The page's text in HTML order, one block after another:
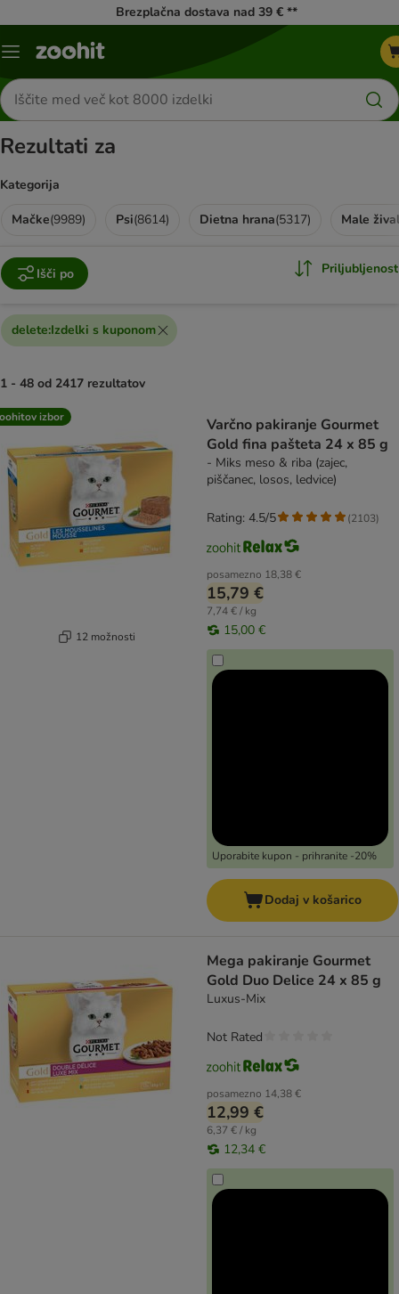
Brezplačna dostava nad 39 € **
Meni
Iskanje
izdelkov
Rezultati za
Kategorija
Mačke(9989) Psi(8614) Dietna hrana(5317) Male
Išči po Priljubljenost
delete:Izdelki s kuponom
1 - 48 od 2417 rezultatov
product items have been changed
izbor
12 možnosti
Varčno pakiranje Gourmet
Gold fina pašteta 24 x 85 g
- Miks meso & riba (zajec,
piščanec, losos, ledvice)
posamezno 18,38 €
15,79 €
7,74 € / kg
15,00 €
Uporabite kupon - prihranite -20%
Rating: 4.5/5 (2103)
Dodaj v košarico
Mega pakiranje Gourmet
Gold Duo Delice 24 x 85 g
Luxus-Mix
posamezno 14,38 €
12,99 €
6,37 € / kg
12,34 €
Not Rated